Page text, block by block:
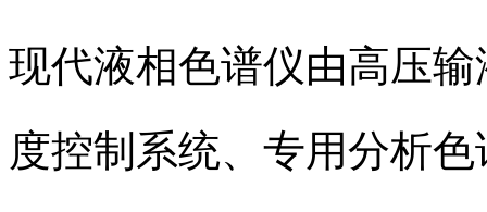
现代液相色谱仪由高压
度控制系统、专用分析